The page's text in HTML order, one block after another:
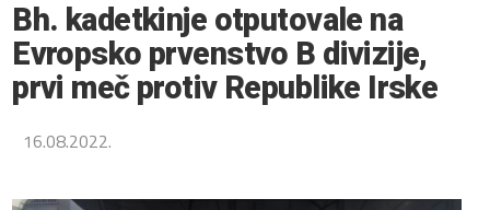
Bh. kadetkinje otputovale na
Evropsko prvenstvo B divizije,
prvi meč protiv Republike Irske
16.08.2022.